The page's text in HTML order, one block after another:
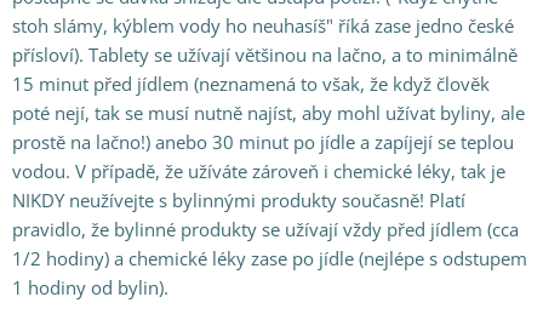
stoh slámy, kýblem vody ho neuhasíš" říká zase jedno české
přísloví). Tablety se užívají většinou na lačno, a to minimálně
15 minut před jídlem (neznamená to však, že když člověk
poté nejí, tak se musí nutně najíst, aby mohl užívat byliny, ale
prostě na lačno!) anebo 30 minut po jídle a zapíjejí se teplou
vodou. V případě, že užíváte zároveň i chemické léky, tak je
NIKDY neužívejte s bylinnými produkty současně! Platí
pravidlo, že bylinné produkty se užívají vždy před jídlem (cca
1/2 hodiny) a chemické léky zase po jídle (nejlépe s odstupem
1 hodiny od bylin).